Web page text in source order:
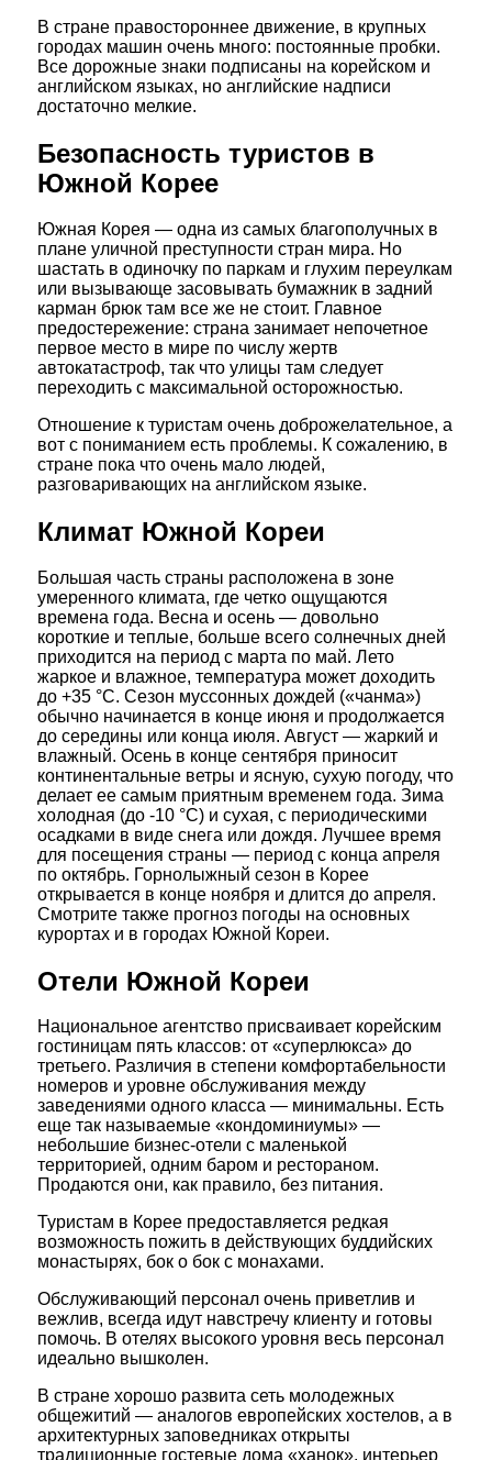
В стране правостороннее движение, в крупных
городах машин очень много: постоянные пробки.
Все дорожные знаки подписаны на корейском и
английском языках, но английские надписи
достаточно мелкие.
Безопасность туристов в
Южной Корее
Южная Корея — одна из самых благополучных в
плане уличной преступности стран мира. Но
шастать в одиночку по паркам и глухим переулкам
или вызывающе засовывать бумажник в задний
карман брюк там все же не стоит. Главное
предостережение: страна занимает непочетное
первое место в мире по числу жертв
автокатастроф, так что улицы там следует
переходить с максимальной осторожностью.
Отношение к туристам очень доброжелательное, а
вот с пониманием есть проблемы. К сожалению, в
стране пока что очень мало людей,
разговаривающих на английском языке.
Климат Южной Кореи
Большая часть страны расположена в зоне
умеренного климата, где четко ощущаются
времена года. Весна и осень — довольно
короткие и теплые, больше всего солнечных дней
приходится на период с марта по май. Лето
жаркое и влажное, температура может доходить
до +35 °C. Сезон муссонных дождей («чанма»)
обычно начинается в конце июня и продолжается
до середины или конца июля. Август — жаркий и
влажный. Осень в конце сентября приносит
континентальные ветры и ясную, сухую погоду, что
делает ее самым приятным временем года. Зима
холодная (до -10 °C) и сухая, с периодическими
осадками в виде снега или дождя. Лучшее время
для посещения страны — период с конца апреля
по октябрь. Горнолыжный сезон в Корее
открывается в конце ноября и длится до апреля.
Смотрите также прогноз погоды на основных
курортах и в городах Южной Кореи.
Отели Южной Кореи
Национальное агентство присваивает корейским
гостиницам пять классов: от «суперлюкса» до
третьего. Различия в степени комфортабельности
номеров и уровне обслуживания между
заведениями одного класса — минимальны. Есть
еще так называемые «кондоминиумы» —
небольшие бизнес-отели с маленькой
территорией, одним баром и рестораном.
Продаются они, как правило, без питания.
Туристам в Корее предоставляется редкая
возможность пожить в действующих буддийских
монастырях, бок о бок с монахами.
Обслуживающий персонал очень приветлив и
вежлив, всегда идут навстречу клиенту и готовы
помочь. В отелях высокого уровня весь персонал
идеально вышколен.
В стране хорошо развита сеть молодежных
общежитий — аналогов европейских хостелов, а в
архитектурных заповедниках открыты
традиционные гостевые дома «ханок», интерьер